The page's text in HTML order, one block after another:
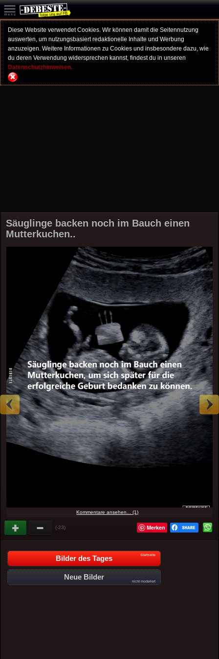
Diese Website verwendet Cookies. Wir können damit die Seitennutzung
auswerten, um nutzungsbasiert redaktionelle Inhalte und Werbung
anzuzeigen. Weitere Informationen zu Cookies und insbesondere dazu, wie
du deren Verwendung widersprechen kannst, findest du in unseren
Datenschutzhinweisen.
Säuglinge backen noch im Bauch einen
Mutterkuchen..
Kommentare ansehen... (1)
(-23) Merken
Bilder des Tages Startseite
Neue Bilder
nicht moderiert